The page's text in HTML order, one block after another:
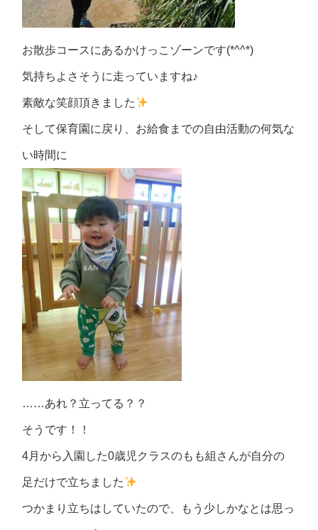
お散歩コースにあるかけっこゾーンです(*^^*)
気持ちよさそうに走っていますね♪
素敵な笑顔頂きました
そして保育園に戻り、お給食までの自由活動の何気な
い時間に
……あれ？立ってる？？
そうです！！
4月から入園した0歳児クラスのもも組さんが自分の
足だけで立ちました
つかまり立ちはしていたので、もう少しかなとは思っ